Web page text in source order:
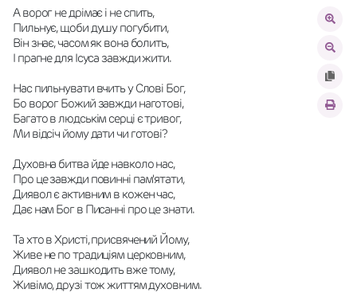
А ворог не дрімає і не спить,
Пильнує, щоби душу погубити,
Він знає, часом як вона болить,
І прагне для Ісуса завжди жити.
Нас пильнувати вчить у Слові Бог,
Бо ворог Божий завжди наготові,
Багато в людськім серці є тривог,
Ми відсіч йому дати чи готові?
Духовна битва йде навколо нас,
Про це завжди повинні пам'ятати,
Диявол є активним в кожен час,
Дає нам Бог в Писанні про це знати.
Та хто в Христі, присвячений Йому,
Живе не по традиціям церковним,
Диявол не зашкодить вже тому,
Живімо, друзі тож життям духовним.